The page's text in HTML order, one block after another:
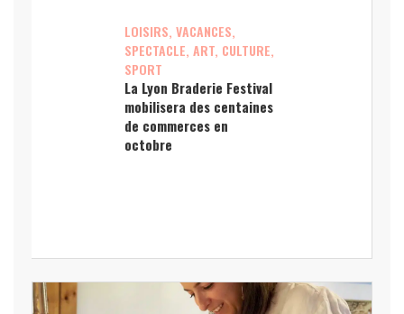
LOISIRS, VACANCES,
SPECTACLE, ART, CULTURE,
SPORT
La Lyon Braderie Festival
mobilisera des centaines
de commerces en
octobre